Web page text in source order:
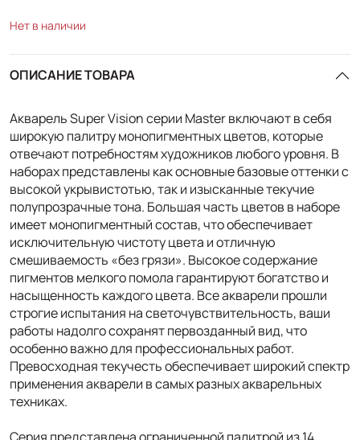
Нет в наличии
ОПИСАНИЕ ТОВАРА
Акварель Super Vision серии Master включают в себя
широкую палитру монопигментных цветов, которые
отвечают потребностям художников любого уровня. В
наборах представлены как основные базовые оттенки с
высокой укрывистотью, так и изысканные текучие
полупрозрачные тона. Большая часть цветов в наборе
имеет монопигментный состав, что обеспечивает
исключительную чистоту цвета и отличную
смешиваемость «без грязи». Высокое содержание
пигментов мелкого помола гарантируют богатство и
насыщенность каждого цвета. Все акварели прошли
строгие испытания на светочувствительность, ваши
работы надолго сохранят первозданный вид, что
особенно важно для профессиональных работ.
Превосходная текучесть обеспечивает широкий спектр
применения акварели в самых разных акварельных
техниках.